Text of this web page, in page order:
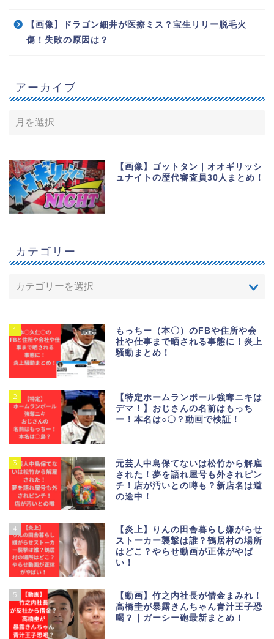
【画像】ドラゴン細井が医療ミス？宝生リリー脱毛火
傷！失敗の原因は？
アーカイブ
【画像】ゴットタン｜オオギリッシ
ュナイトの歴代審査員30人まとめ！
カテゴリー
1
もっちー（本〇）のFBや住所や会
社や仕事まで晒される事態に！炎上
騒動まとめ！
2
【特定ホームランボール強奪ニキは
デマ！】おじさんの名前はもっち
ー！本名は○〇？動画で検証！
3
元芸人中島保てないは松竹から解雇
された！夢を語れ屋号も外されピン
チ！店が汚いとの噂も？新店名は道
の途中！
4
【炎上】りんの田舎暮らし嫌がらせ
ストーカー襲撃は誰？鶴居村の場所
はどこ？やらせ動画が正体がやば
い！
5
【動画】竹之内社長が借金まみれ！
高橋圭が暴露きんちゃん青汁王子恐
喝？｜ガーシー砲最新まとめ！